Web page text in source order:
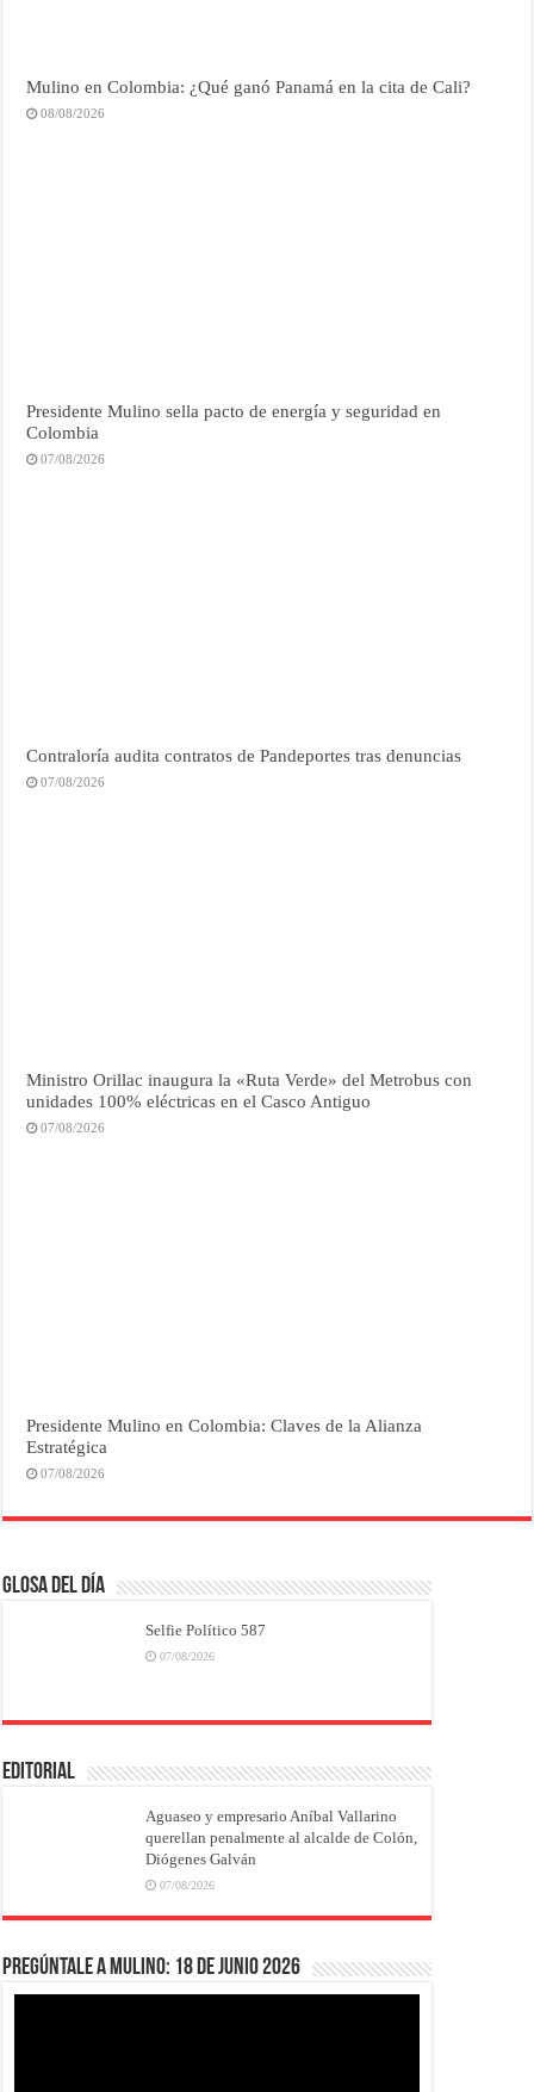
Mulino en Colombia: ¿Qué ganó Panamá en la cita de Cali?
08/08/2026
Presidente Mulino sella pacto de energía y seguridad en
Colombia
07/08/2026
Contraloría audita contratos de Pandeportes tras denuncias
07/08/2026
Ministro Orillac inaugura la «Ruta Verde» del Metrobus con
unidades 100% eléctricas en el Casco Antiguo
07/08/2026
Presidente Mulino en Colombia: Claves de la Alianza
Estratégica
07/08/2026
Glosa del Día
Selfie Político 587
07/08/2026
EDITORIAL
Aguaseo y empresario Aníbal Vallarino
querellan penalmente al alcalde de Colón,
Diógenes Galván
07/08/2026
Pregúntale a Mulino: 18 de junio 2026